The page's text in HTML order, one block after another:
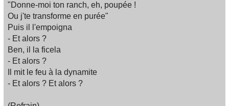
"Donne-moi ton ranch, eh, poupée !
Ou j'te transforme en purée"
Puis il l'empoigna
- Et alors ?
Ben, il la ficela
- Et alors ?
Il mit le feu à la dynamite
- Et alors ? Et alors ?